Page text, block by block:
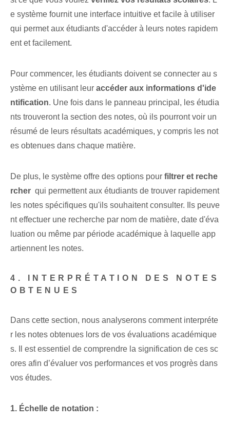
e système fournit une interface intuitive et facile à utiliser
qui permet aux étudiants d'accéder à leurs notes rapidem
ent et facilement.
Pour commencer, les étudiants doivent se connecter au s
ystème en utilisant leur accéder aux informations d'ide
ntification⁤. Une fois dans le panneau principal, les étudia
nts trouveront la section des notes, où ils pourront voir un
résumé de leurs résultats académiques, y compris les not
es obtenues dans chaque matière.
De plus, le système offre des options pour filtrer et⁤ reche
rcher ⁣ qui permettent aux étudiants de trouver rapidement
les notes spécifiques⁤ qu'ils souhaitent consulter. Ils peuve
nt effectuer une recherche par nom de matière, date d'éva
luation ou même par période académique à laquelle app
artiennent les notes.
4. INTERPRÉTATION​ DES NOTES
OBTENUES
Dans cette section, nous analyserons comment interpréte
r les notes obtenues lors de vos évaluations académique
s. Il est essentiel de comprendre la signification de ces sc
ores afin d’évaluer vos performances et vos progrès dans
vos études.
1. Échelle de notation :